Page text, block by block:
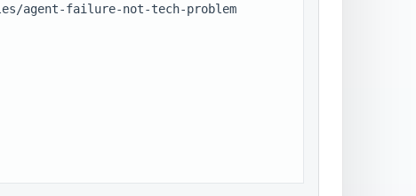
agent-failure-not-tech-problem